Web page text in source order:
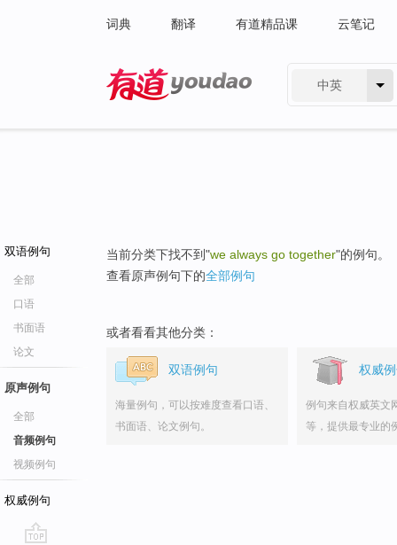
词典 翻译 有道精品课 云笔记
中英
双语例句
全部
口语
书面语
论文
原声例句
全部
音频例句
视频例句
权威例句
当前分类下找不到"we always go together"的例句。
查看原声例句下的全部例句
或者看看其他分类：
双语例句
海量例句，可以按难度查看口语、
书面语、论文例句。
权威
例句来自权威英文
等，提供最专业的